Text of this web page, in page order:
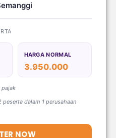
HARGA NORMAL
3.950.000
pajak
dalam 1 perusahaan
NOW